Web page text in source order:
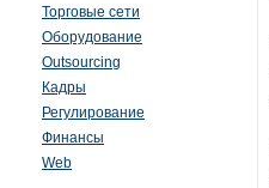
Торговые сети
Оборудование
Outsourcing
Кадры
Регулирование
Финансы
Web